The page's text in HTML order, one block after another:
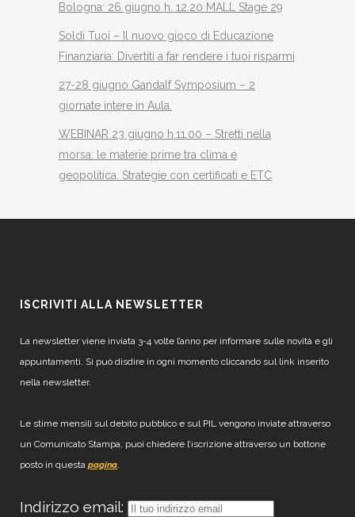
Bologna: 26 giugno h. 12.20 MALL Stage 29
Soldi Tuoi – Il nuovo gioco di Educazione
Finanziaria: Divertiti a far rendere i tuoi risparmi
27-28 giugno Gandalf Symposium – 2
giornate intere in Aula.
WEBINAR 23 giugno h.11.00 – Stretti nella
morsa: le materie prime tra clima e
geopolitica. Strategie con certificati e ETC
ISCRIVITI ALLA NEWSLETTER
La newsletter viene inviata 3-4 volte l’anno per informare sulle novità e gli
appuntamenti. Si può disdire in ogni momento cliccando sul link inserito
nella newsletter.
Le stime mensili sul debito pubblico e sul PIL vengono inviate attraverso
un Comunicato Stampa, puoi chiedere l’iscrizione attraverso un bottone
posto in questa pagina.
Indirizzo email: